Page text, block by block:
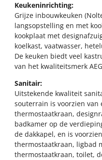
Keukeninrichting:
Grijze inbouwkeuken
langsopstelling en met
kookplaat met
koelkast, vaatwasser,
De keuken biedt veel
van het kwaliteitsmerk
Sanitair:
Uitstekende kwaliteit
souterrain is voorzien van
thermostaatkraan,
badkamer op de
de dakkapel, en is
thermostaatkraan, ligbad
thermostaatkraan, toilet,